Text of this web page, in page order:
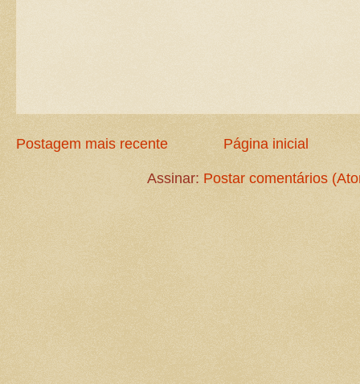
Postagem mais recente Página inicial
Assinar: Postar comentários